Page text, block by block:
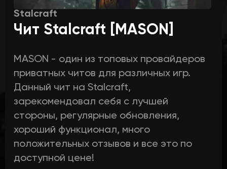
Stalcraft
Чит Stalcraft [MASON]
MASON - один из топовых провайдеров
приватных читов для различных игр.
Данный чит на Stalcraft,
зарекомендовал себя с лучшей
стороны, регулярные обновления,
хороший функционал, много
положительных отзывов и все это по
доступной цене!